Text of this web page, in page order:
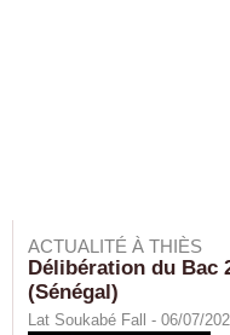
ACTUALITÉ À THIÈS
Délibération du Bac
(Sénégal)
Lat Soukabé Fall - 06/07/